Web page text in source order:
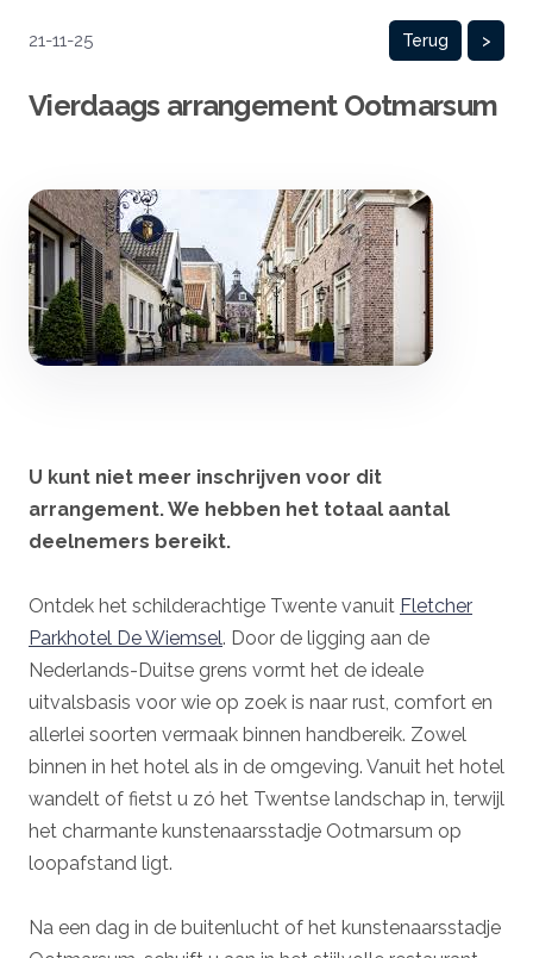
21-11-25 Terug >
Vierdaags arrangement Ootmarsum
U kunt niet meer inschrijven voor dit
arrangement. We hebben het totaal aantal
deelnemers bereikt.
Ontdek het schilderachtige Twente vanuit Fletcher
Parkhotel De Wiemsel. Door de ligging aan de
Nederlands-Duitse grens vormt het de ideale
uitvalsbasis voor wie op zoek is naar rust, comfort en
allerlei soorten vermaak binnen handbereik. Zowel
binnen in het hotel als in de omgeving. Vanuit het hotel
wandelt of fietst u zó het Twentse landschap in, terwijl
het charmante kunstenaarsstadje Ootmarsum op
loopafstand ligt.
Na een dag in de buitenlucht of het kunstenaarsstadje